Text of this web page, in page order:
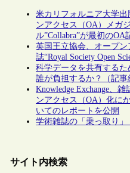
米カリフォルニア大学
ンアクセス（OA）メガ
ル”Collabra”が最初のOA
英国王立協会、オープン
誌“Royal Society Open
科学データを共有するた
誰が負担するか？（記事
Knowledge Exchange、
ンアクセス（OA）化に
いてのレポートを公開
学術雑誌の「乗っ取り」
サイト内検索